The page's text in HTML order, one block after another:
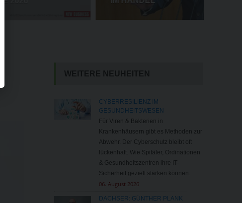
WEITERE NEUHEITEN
CYBERRESILIENZ IM
GESUNDHEITSWESEN
Für Viren & Bakterien in
Krankenhäusern gibt es Methoden zur
Abwehr. Der Cyberschutz bleibt oft
lückenhaft. Wie Spitäler, Ordinationen
& Gesundheitszentren ihre IT-
Sicherheit gezielt stärken können.
06. August 2026
DACHSER: GÜNTHER PLANK